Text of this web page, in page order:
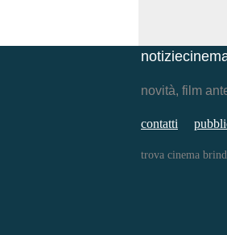
novità, film
contatti
trova cinema